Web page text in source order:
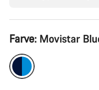
Produktkonfiguration
Farve: Movistar